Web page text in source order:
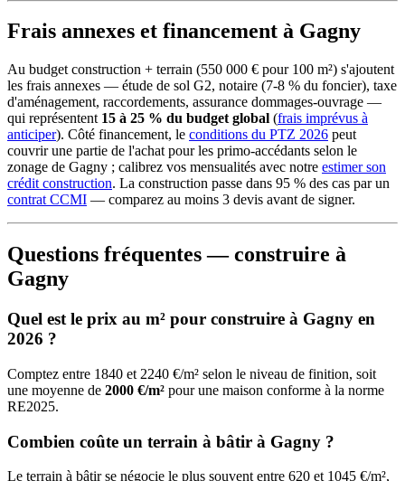
Frais annexes et financement à Gagny
Au budget construction + terrain (550 000 € pour 100 m²) s'ajoutent
les frais annexes — étude de sol G2, notaire (7-8 % du foncier), taxe
d'aménagement, raccordements, assurance dommages-ouvrage —
qui représentent 15 à 25 % du budget global (frais imprévus à
anticiper). Côté financement, le conditions du PTZ 2026 peut
couvrir une partie de l'achat pour les primo-accédants selon le
zonage de Gagny ; calibrez vos mensualités avec notre estimer son
crédit construction. La construction passe dans 95 % des cas par un
contrat CCMI — comparez au moins 3 devis avant de signer.
Questions fréquentes — construire à
Gagny
Quel est le prix au m² pour construire à Gagny en
2026 ?
Comptez entre 1840 et 2240 €/m² selon le niveau de finition, soit
une moyenne de 2000 €/m² pour une maison conforme à la norme
RE2025.
Combien coûte un terrain à bâtir à Gagny ?
Le terrain à bâtir se négocie le plus souvent entre 620 et 1045 €/m²,